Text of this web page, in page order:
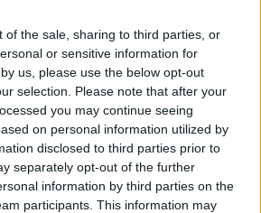
of the sale, sharing to third parties, or
or sensitive information for
us, please use the below opt-out
selection. Please note that after your
you may continue seeing
on personal information utilized by
disclosed to third parties prior to
separately opt-out of the further
information by third parties on the
participants. This information may
την προκήρυξη των θέσεων
Αγγλικών σε
στα χέρια σας